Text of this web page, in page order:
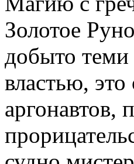
Золотое
добыто теми
властью,
аргонавтов,